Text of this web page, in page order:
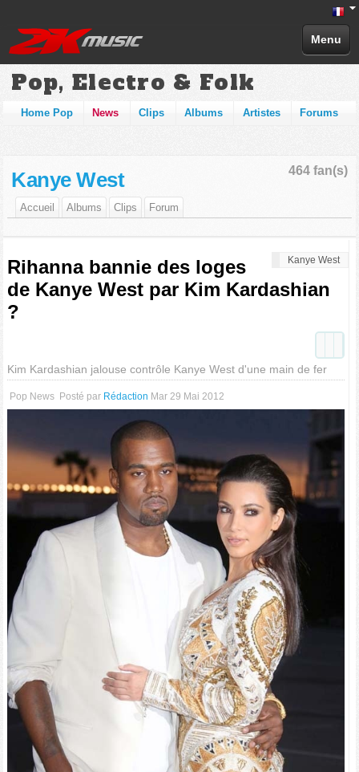
Menu
Pop, Electro & Folk
Home Pop News Clips Albums Artistes Forums
464 fan(s)
Kanye West
Accueil Albums Clips Forum
Kanye West
Rihanna bannie des loges
de Kanye West par Kim Kardashian
?
Kim Kardashian jalouse contrôle Kanye West d'une main de fer
Pop News Posté par Rédaction Mar 29 Mai 2012